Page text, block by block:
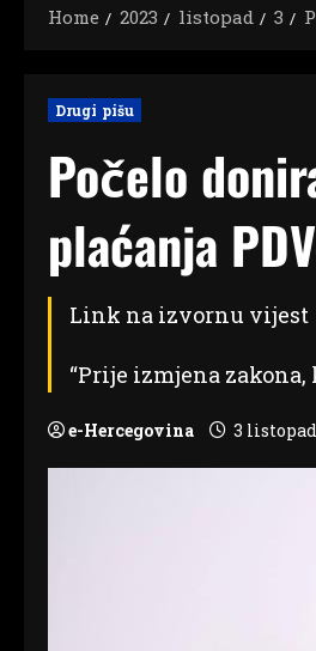
Home 2023 listopad 3
Drugi pišu
Počelo
plaćanja
Link na izvornu vijest
“Prije izmjena zakona,
e-Hercegovina 3